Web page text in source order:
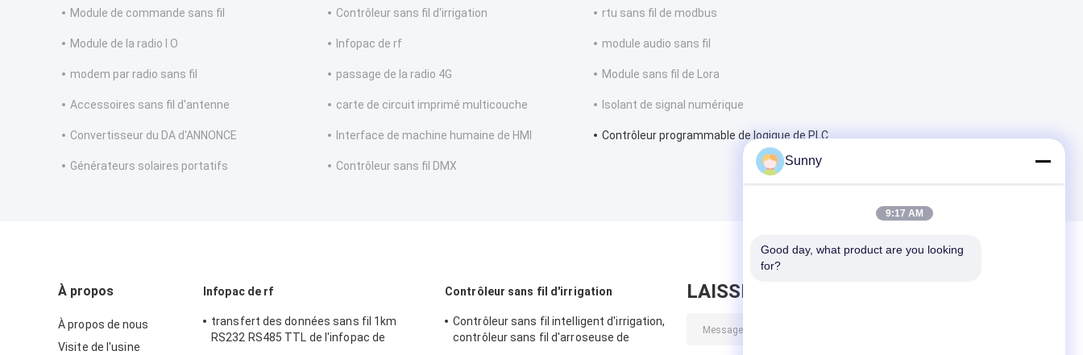
Module de commande sans fil Contrôleur sans fil d'irrigation rtu sans fil de modbus
Module de la radio I O Infopac de rf module audio sans fil
modem par radio sans fil passage de la radio 4G Module sans fil de Lora
Accessoires sans fil d'antenne carte de circuit imprimé multicouche Isolant de signal numérique
Convertisseur du DA d'ANNONCE Interface de machine humaine de HMI Contrôleur programmable de logique de PLC
Générateurs solaires portatifs Contrôleur sans fil DMX
À propos
À propos de nous
Visite de l'usine
Infopac de rf
transfert des données sans fil 1km
RS232 RS485 TTL de l'infopac de
Contrôleur sans fil d'irrigation
Contrôleur sans fil intelligent d'irrigation,
contrôleur sans fil d'arroseuse de
LAISSEZ UN MESSAGE
Sunny
9:17 AM
Good day, what product are you looking
for?